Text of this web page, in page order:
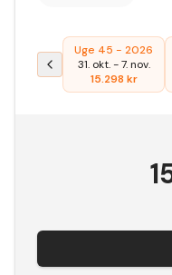
Uge 45 - 2026
31. okt.-7. nov.
15.298 kr